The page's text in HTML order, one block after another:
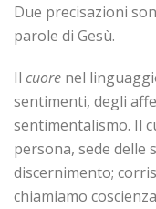
Due precisazioni
parole di Gesù.
Il cuore nel
sentimenti, degli
sentimentalismo. Il
persona, sede delle
discernimento;
chiamiamo